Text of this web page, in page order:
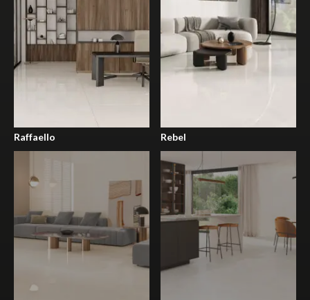
Raffaello Rebel